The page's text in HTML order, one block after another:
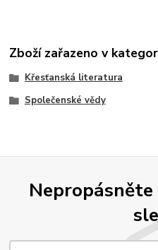
Zboží zařazeno v
Křesťanská literatura
Společenské vědy
Nepropásněte